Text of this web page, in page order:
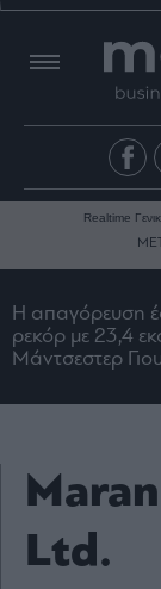
Ειδήσεις
Οικονομία
Business
Ναυτιλία
Real
Estate
Ενέργεια
Realtime
Η απαγόρευση
ρεκόρ με 23,4
Μάντσεστερ
Ltd.